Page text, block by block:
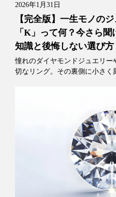
2026年1月31日
【完全版】一生モノの
「K」って何？今さら
知識と後悔しない選び方
憧れのダイヤモンドジュエリ
切なリング。その裏側に小さ